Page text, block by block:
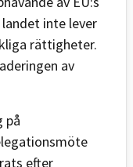
inte lever
rättigheter.
av
på
efter